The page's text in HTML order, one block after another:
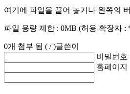
여기에 파일을 끌어 놓거나 왼쪽의
파일 용량 제한 : 0MB (허용 확장자 :
0개 첨부 됨 ( /)글쓴이
비밀번호
홈페이지